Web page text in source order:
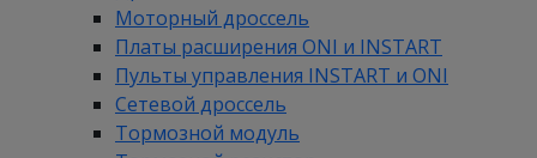
Моторный дроссель
Платы расширения ONI и INSTART
Пульты управления INSTART и ONI
Сетевой дроссель
Тормозной модуль